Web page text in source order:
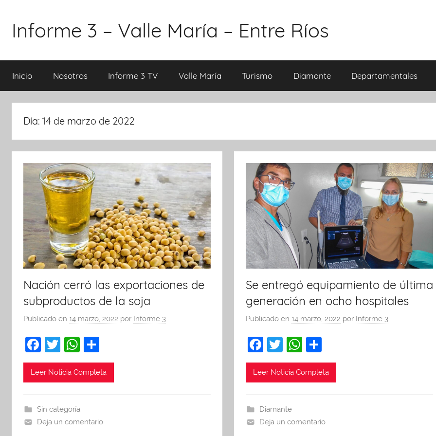
contenido
Informe 3 – Valle María – Entre Ríos
Inicio Nosotros Informe 3 TV Valle María Turismo Diamante Departamentales
Día: 14 de marzo de 2022
Nación cerró las exportaciones de
subproductos de la soja
Publicado en 14 marzo, 2022 por Informe 3
F
a
c
b
o
T
w
itt
W
h
at
A
p
o
m
tir
Leer Noticia Completa
Sin categoría
Deja un comentario
Se entregó equipamiento de última
generación en ocho hospitales
Publicado en14 marzo, 2022 por Informe 3
F
a
c
b
o
T
w
itt
W
h
at
p
o
m
tir
Leer Noticia Completa
Diamante
Deja un comentario